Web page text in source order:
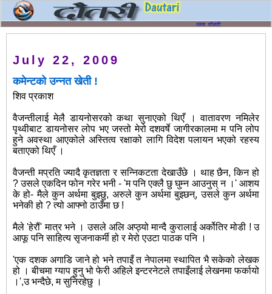
July 22, 2009
कमेन्टको उन्नत खेती !
शिव प्रकाश
वैजन्तीलाई मेलै डायनोसरको कथा सुनाएको थिएँ । वातावरण नमिलेर
पृथ्वीबाट डायनोसर लोप भए जस्तो मेरो दशवर्षे जागीरकालमा म पनि लोप
हुने अवस्था आएकोले अस्तित्व रक्षाको लागि विदेश पलायन भएको रहस्य
बताएको थिएँ ।
वैजन्ती मप्रति ज्यादै कृतज्ञता र सन्निकटता देखाउँछे । थाह छैन, किन हो
? उसले एकदिन फोन गरेर भनी - 'म पनि एक्लै छु घुम्न आउनुस् न ।' आशय
के हो- मैले कुन अर्थमा बुझ्छु, अरुले कुन अर्थमा बुझ्छन्, उसले कुन अर्थमा
भनेकी हो ? त्यो आफ्नो ठाउँमा छ !
मैले 'हेरौं' मात्र भने । उसले अलि अप्ठ्यो मान्दै कुरालाई अर्कोतिर मोडी ! उ
आफू पनि साहित्य सृजनाकर्मी हो र मेरो एउटा पाठक पनि ।
'एक दशक अगाडि जाने हो भने तपाइँ त नेपालमा स्थापित भै सकेको लेखक
हो । बीचमा ग्याप हुनु भो फेरी अहिले इन्टरनेटले तपाइँलाई लेखनमा फर्कायो
।',उ भन्दैछे, म सुनिरहेछु ।